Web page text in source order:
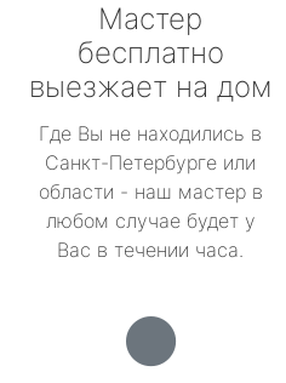
Мастер
бесплатно
выезжает на дом
Где Вы не находились в
Санкт-Петербурге или
области - наш мастер в
любом случае будет у
Вас в течении часа.